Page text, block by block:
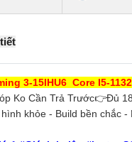
3-15IHU6 Core I5-
Ko Cần Trả Trước👉Đủ
khỏe - Build bền chắc